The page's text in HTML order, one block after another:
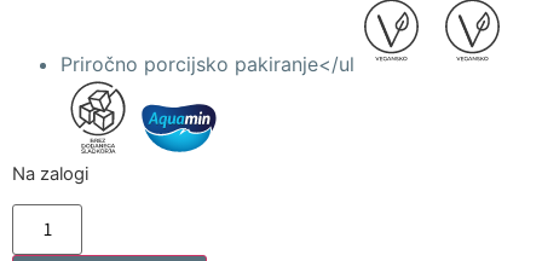
Priročno porcijsko pakiranje</ul
Na zalogi